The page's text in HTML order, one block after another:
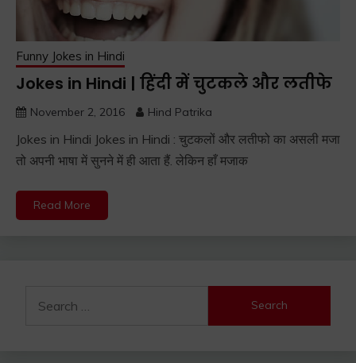
Funny Jokes in Hindi
Jokes in Hindi | हिंदी में चुटकले और लतीफे
November 2, 2016 Hind Patrika
Jokes in Hindi Jokes in Hindi : चुटकलों और लतीफो का असली मजा
तो अपनी भाषा में सुनने में ही आता हैं. लेकिन हाँ मजाक
Read More
for: